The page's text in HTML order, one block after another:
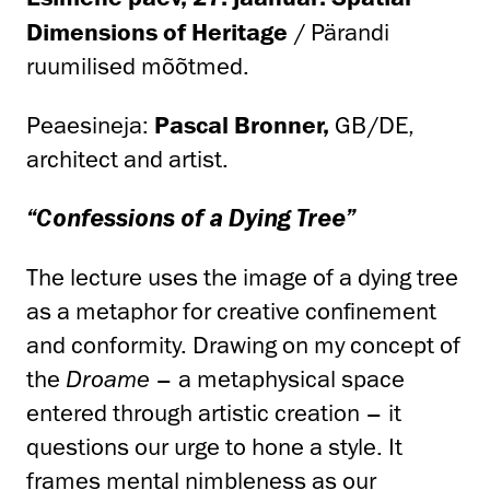
Dimensions of Heritage / Pärandi
ruumilised mõõtmed.
Peaesineja: Pascal Bronner, GB/DE,
architect and artist.
“Confessions of a Dying Tree”
The lecture uses the image of a dying tree
as a metaphor for creative confinement
and conformity. Drawing on my concept of
the Droame – a metaphysical space
entered through artistic creation – it
questions our urge to hone a style. It
frames mental nimbleness as our